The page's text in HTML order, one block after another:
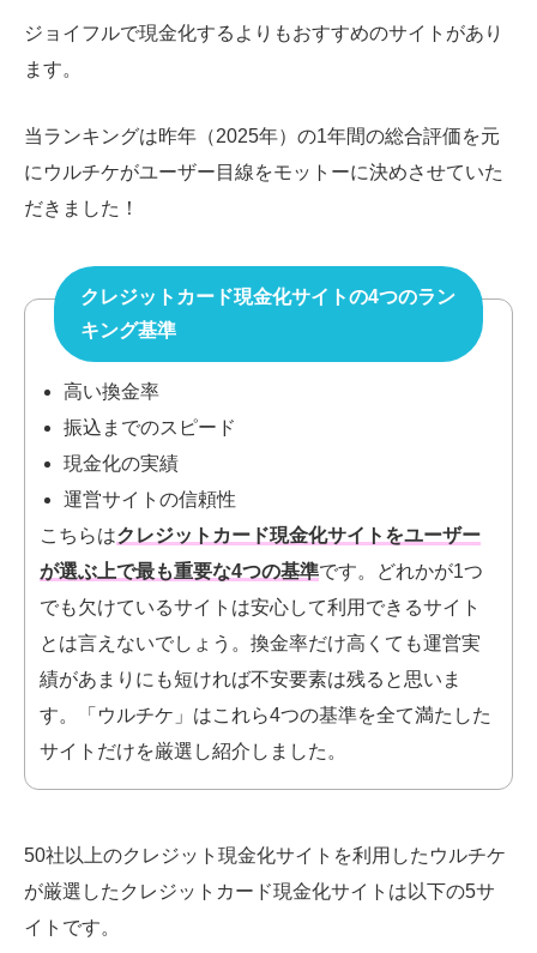
ジョイフルで現金化するよりもおすすめのサイトがあり
ます。
当ランキングは昨年（2025年）の1年間の総合評価を元
にウルチケがユーザー目線をモットーに決めさせていた
だきました！
クレジットカード現金化サイトの4つのラン
キング基準
高い換金率
振込までのスピード
現金化の実績
運営サイトの信頼性
こちらはクレジットカード現金化サイトをユーザー
が選ぶ上で最も重要な4つの基準です。
どれかが1つ
でも欠けているサイトは安心して利用できるサイト
とは言えないでしょう。換金率だけ高くても運営実
績があまりにも短ければ不安要素は残ると思いま
す。「ウルチケ」はこれら4つの基準を全て満たした
サイトだけを厳選し紹介しました。
50社以上のクレジット現金化サイトを利用したウルチケ
が厳選したクレジットカード現金化サイトは以下の5サ
イトです。